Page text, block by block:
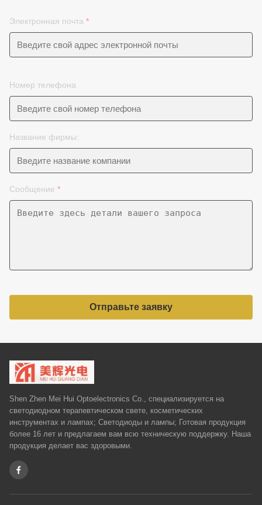
Электронная почта *
Номер телефона
Название фирмы:
Сообщение *
Отправьте заявку
Shen Zhen Mei Hui Optoelectronics Co., специализируется на
светодиодном терапевтическом свете, косметических
инструментах и ​​лампах; Светодиоды и лампы; Готовая продукция
более 16 лет и предлагаем вам всю техническую поддержку. Наша
продукция делает вас здоровыми.